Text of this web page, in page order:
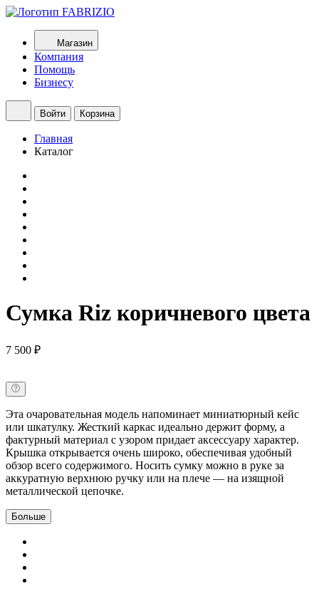
Магазин
Компания
Помощь
Бизнесу
Войти Корзина
Главная
Каталог
Сумка Riz коричневого цвета
7 500 ₽
Эта очаровательная модель напоминает миниатюрный кейс
или шкатулку. Жесткий каркас идеально держит форму, а
фактурный материал с узором придает аксессуару характер.
Крышка открывается очень широко, обеспечивая удобный
обзор всего содержимого. Носить сумку можно в руке за
аккуратную верхнюю ручку или на плече — на изящной
металлической цепочке.
Больше